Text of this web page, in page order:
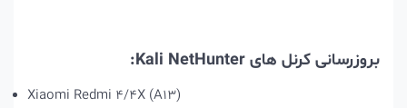
بروزرسانی کرنل های Kali NetHunter:
Xiaomi Redmi 4/4X (A13)